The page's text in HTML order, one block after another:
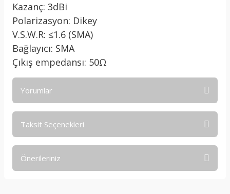
Kazanç: 3dBi
Polarizasyon: Dikey
V.S.W.R: ≤1.6 (SMA)
Bağlayıcı: SMA
Çıkış empedansı: 50Ω
Yorumlar
Taksit Seçenekleri
Önerileriniz